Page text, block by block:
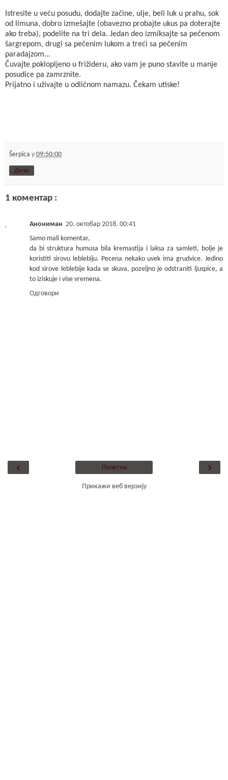
Istresite u veću posudu, dodajte začine, ulje, beli luk u prahu, sok
od limuna, dobro izmešajte (obavezno probajte ukus pa doterajte
ako treba), podelite na tri dela. Jedan deo izmiksajte sa pečenom
šargrepom, drugi sa pečenim lukom a treći sa pečenim
paradajzom...
Čuvajte poklopljeno u frižideru, ako vam je puno stavite u manje
posudice pa zamrznite.
Prijatno i uživajte u odličnom namazu. Čekam utiske!
Šerpica у 09:50:00
Дели
1 коментар :
Анониман 20. октобар 2018. 00:41
Samo mali komentar,
da bi struktura humusa bila kremastija i laksa za samleti, bolje je
koristiti sirovu leblebiju. Pecena nekako uvek ima grudvice. Jedino
kod sirove leblebije kada se skuva, pozeljno je odstraniti ljuspice, a
to iziskuje i vise vremena.
Одговори
‹ ›
Почетна
Прикажи веб верзију